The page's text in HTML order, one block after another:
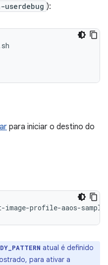
userdebug ):
para iniciar o destino do
profile-aaos-
atual é definido
para ativar a